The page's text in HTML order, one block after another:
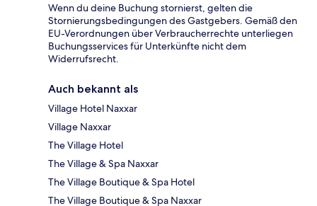
Wenn du deine Buchung stornierst, gelten die
Stornierungsbedingungen des Gastgebers. Gemäß den
EU-Verordnungen über Verbraucherrechte unterliegen
Buchungsservices für Unterkünfte nicht dem
Widerrufsrecht.
Auch bekannt als
Village Hotel Naxxar
Village Naxxar
The Village Hotel
The Village & Spa Naxxar
The Village Boutique & Spa Hotel
The Village Boutique & Spa Naxxar